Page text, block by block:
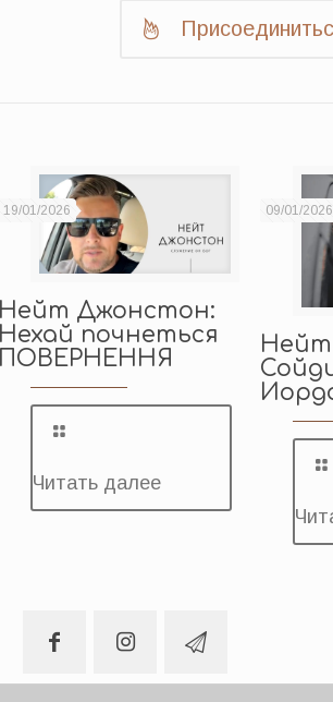
19/01/2026
Нейт Джонcтон:
Нехай почнеться
ПОВЕРНЕННЯ
Читать далее
09/01/2026